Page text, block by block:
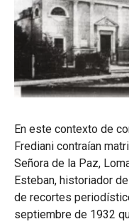
En este contexto de
Frediani contraían
Señora de la Paz,
Esteban, historiador
de recortes
septiembre de 1932